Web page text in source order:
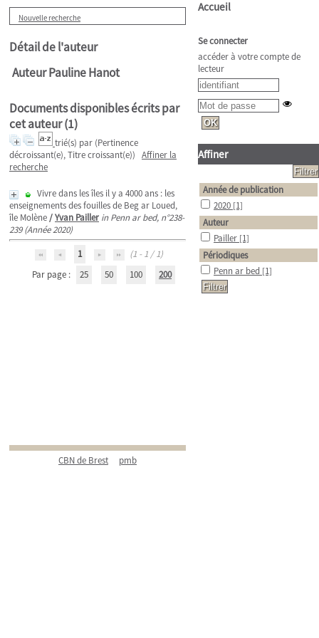
Nouvelle recherche
Détail de l'auteur
Auteur Pauline Hanot
Documents disponibles écrits par
cet auteur (1)
trié(s) par (Pertinence
décroissant(e), Titre croissant(e)) Affiner la
recherche
Vivre dans les îles il y a 4000 ans : les
enseignements des fouilles de Beg ar Loued,
île Molène/Yvan Pailler in Penn ar bed, n°238-
239 (Année 2020)
1
(1 - 1 / 1)
Par page :
25 50 100 200
CBN de Brest pmb
Accueil
Se connecter
accéder à votre compte de
lecteur
Affiner
Année de publication
2020 [1]
Auteur
Pailler [1]
Périodiques
Penn ar bed [1]